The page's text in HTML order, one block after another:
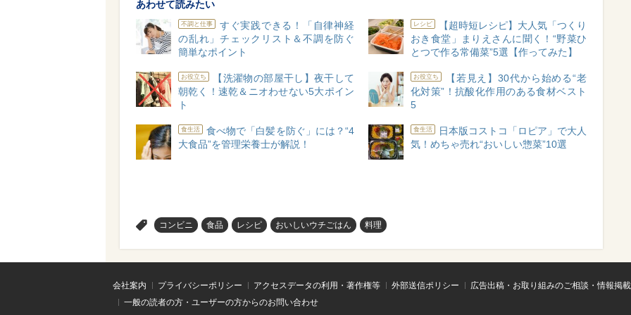
あわせて読みたい
不調と仕事
すぐ実践できる！「自律神経
の乱れ」チェックリスト＆不調を防ぐ
簡単なポイント
レシピ
【超時短レシピ】大人気「つくり
おき食堂」まりえさんに聞く！“野菜ひ
とつで作る常備菜”5選【作ってみた】
お役立ち
【洗濯物の部屋干し】夜干して
朝乾く！速乾＆ニオわせない5大ポイン
ト
お役立ち
【若見え】30代から始める“老
化対策”！抗酸化作用のある食材ベスト
5
食生活
食べ物で「白髪を防ぐ」には？“4
大食品”を管理栄養士が解説！
食生活
日本版コストコ「ロピア」で大人
気！めちゃ売れ“おいしい惣菜”10選
コンビニ 食品 レシピ おいしいウチごはん 料理
会社案内 プライバシーポリシー アクセスデータの利用・著作権等 外部送信ポリシー
広告出稿・お取り組みのご相談・情報掲
一般の読者の方・ユーザーの方からのお問い合わせ